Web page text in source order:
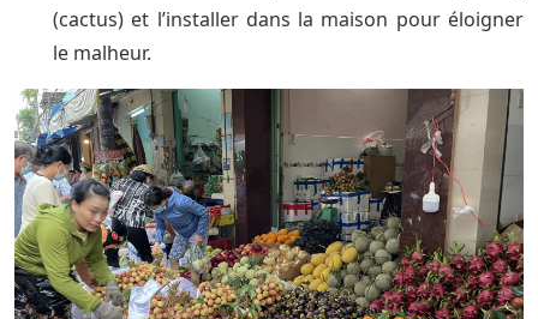
(cactus) et l’installer dans la maison pour éloigner
le malheur.